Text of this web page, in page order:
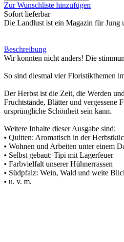
Zur Wunschliste hinzufügen
Sofort lieferbar
Die Landlust ist ein Magazin für Jung
Beschreibung
Wir konnten nicht anders! Die
So sind diesmal vier Floristikthemen
Der Herbst ist die Zeit, die Werden
Fruchtstände, Blätter und vergessene
ursprüngliche Schönheit sein kann.
Weitere Inhalte dieser Ausgabe sind:
• Quitten: Aromatisch in der
• Wohnen und Arbeiten unter einem
• Selbst gebaut: Tipi mit Lagerfeuer
• Farbvielfalt unserer Hühnerrassen
• Südpfalz: Wein, Wald und weite
• u. v. m.